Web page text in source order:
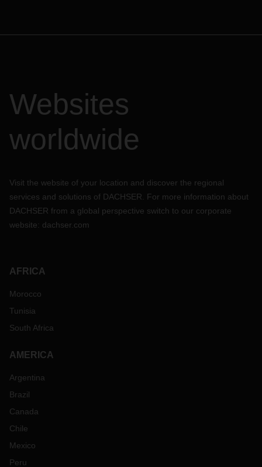
Websites
worldwide
Visit the website of your location and discover the regional
services and solutions of DACHSER. For more information about
DACHSER from a global perspective switch to our corporate
website: dachser.com
AFRICA
Morocco
Tunisia
South Africa
AMERICA
Argentina
Brazil
Canada
Chile
Mexico
Peru